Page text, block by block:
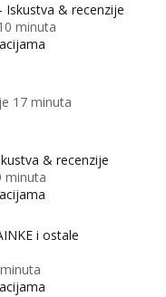
Iskustva & recenzije
minuta
17 minuta
& recenzije
minuta
i ostale